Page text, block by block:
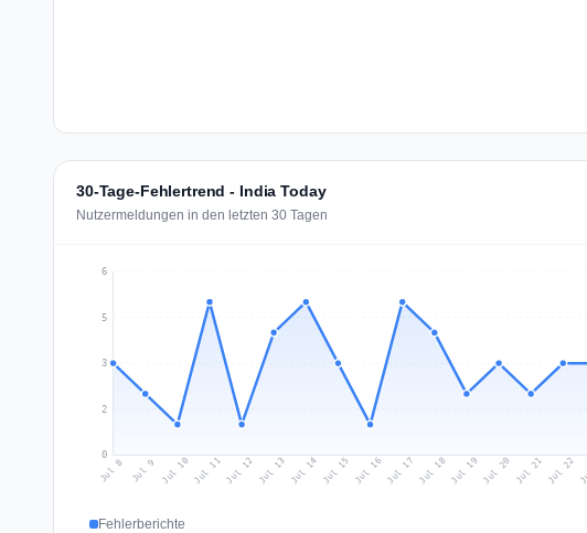
30-Tage-Fehlertrend - India Today
Nutzermeldungen in den letzten 30 Tagen
0
2
3
5
6
Jul 8 Jul 9 Jul 10 Jul 11Jul 12 Jul 13 Jul 14 Jul 15 Jul 16Jul 17 Jul 18Jul 19 Jul 20 Jul 21 Jul 22
Fehlerberichte